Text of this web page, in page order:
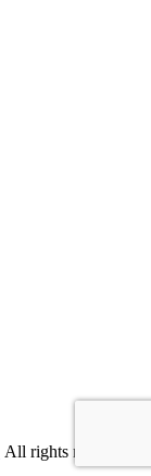
All rights reserved.